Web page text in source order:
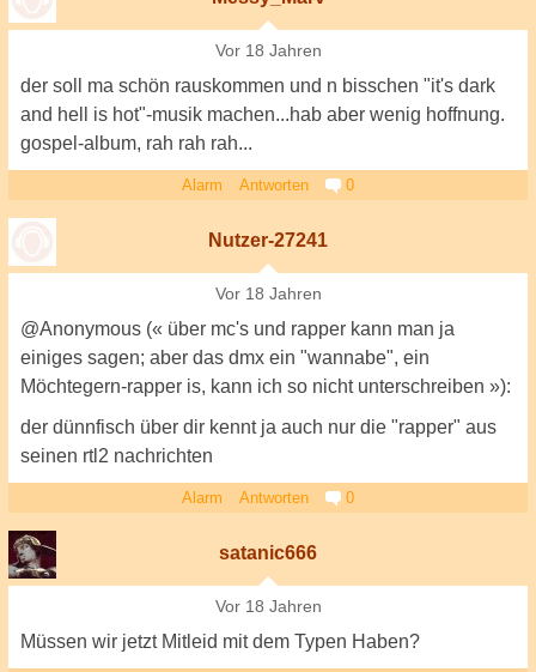
Vor 18 Jahren
der soll ma schön rauskommen und n bisschen "it's dark
and hell is hot"-musik machen...hab aber wenig hoffnung.
gospel-album, rah rah rah...
Alarm Antworten 0
Nutzer-27241
Vor 18 Jahren
@Anonymous (« über mc's und rapper kann man ja
einiges sagen; aber das dmx ein "wannabe", ein
Möchtegern-rapper is, kann ich so nicht unterschreiben »):
der dünnfisch über dir kennt ja auch nur die "rapper" aus
seinen rtl2 nachrichten
Alarm Antworten 0
satanic666
Vor 18 Jahren
Müssen wir jetzt Mitleid mit dem Typen Haben?